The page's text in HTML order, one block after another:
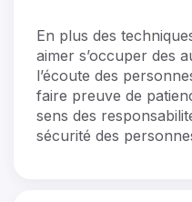
En plus des
aimer s’occuper des
l’écoute des
faire preuve de
sens des
sécurité des